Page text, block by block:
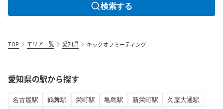
検索する
TOP エリア一覧 愛知県 キックオフミーティング
愛知県の駅から探す
名古屋駅 鶴舞駅 栄町駅 亀島駅 新栄町駅
久屋大通駅